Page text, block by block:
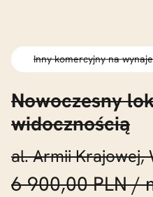
Inny komercyjny na
Nowoczesny
widocznością
al. Armii Krajowej,
6 900,00 PLN /